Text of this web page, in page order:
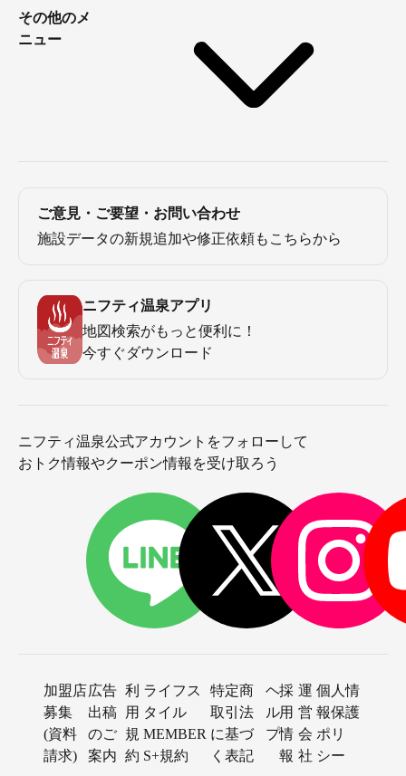
その他のメ
ニュー
ご意見・ご要望・お問い合わせ
施設データの新規追加や修正依頼もこちらから
ニフティ温泉アプリ
地図検索がもっと便利に！
今すぐダウンロード
ニフティ温泉公式アカウントをフォローして
おトク情報やクーポン情報を受け取ろう
加盟店
募集
(資料
請求)
広告
出稿
のご
案内
利
用
規
約
ライフス
タイル
MEMBER
S+規約
特定商
取引法
に基づ
く表記
ヘ
ル
プ
採
用
情
報
運
営
会
社
個人情
報保護
ポリ
シー